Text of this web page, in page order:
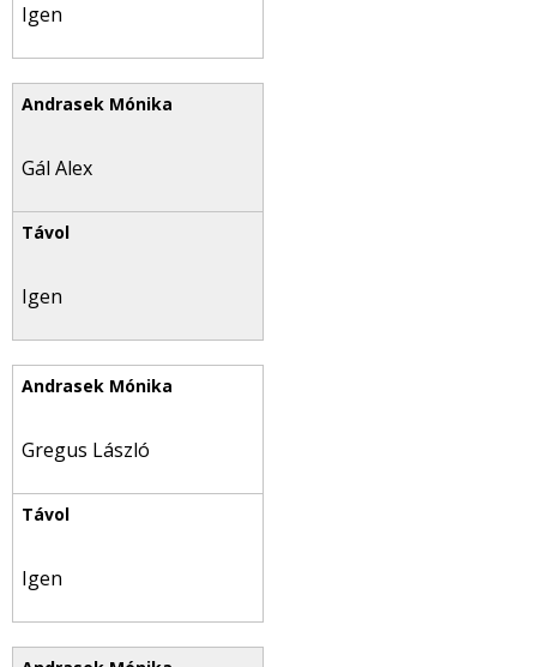
Igen
Gál Alex
Igen
Gregus László
Igen